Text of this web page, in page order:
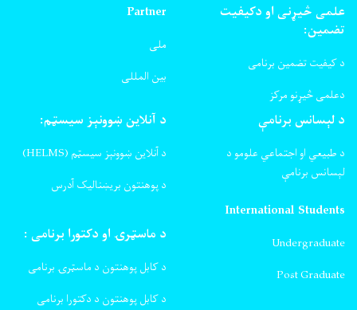
علمی څیړنی او دکیفیت
تضمین:
د کیفیت تضمین برنامی
دعلمی څیړنو مرکز
Partner
ملی
بین المللی
د لېسانس برنامې
د طبیعي او اجتماعي علومو د
لېسانس برنامې
د آنلاین ښوونېز سیسټم:
د آنلاین ښوونېز سیسټم (HELMS)
د پوهنتون بریښنالیک آدرس
International Students
Undergraduate
Post Graduate
د ماسټرۍ او دکتورا برنامی :
د کابل پوهنتون د ماسټرۍ برنامی
د کابل پوهنتون د دکتورا برنامی